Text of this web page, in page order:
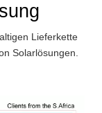
Lieferkette
Solarlösungen.